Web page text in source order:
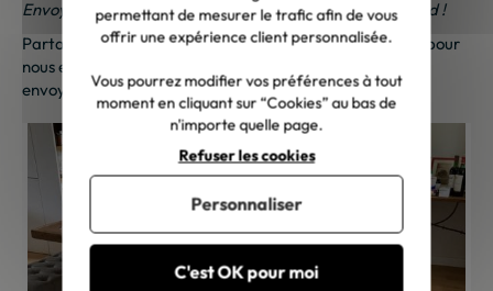
Envoyez-nous vos photos ; une petite surprise vous attend !
Partagez vos photos et recevez une surprise !Cliquez ici
pour
nous envoyer vos photos. Une petite attention vous sera
envoyée sous 48h à 72h ouvrées. Merci de votre fidélité !
permettant de mesurer le trafic afin de vous
offrir une expérience client personnalisée.
Vous pourrez modifier vos préférences à tout
moment en cliquant sur “Cookies” au bas de
n'importe quelle page.
C'est OK pour moi
Refuser les cookies
Personnaliser